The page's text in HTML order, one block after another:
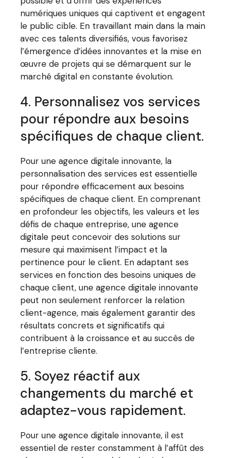
numériques uniques qui captivent et engagent
le public cible. En travaillant main dans la main
avec ces talents diversifiés, vous favorisez
l’émergence d’idées innovantes et la mise en
œuvre de projets qui se démarquent sur le
marché digital en constante évolution.
4. Personnalisez vos services
pour répondre aux besoins
spécifiques de chaque client.
Pour une agence digitale innovante, la
personnalisation des services est essentielle
pour répondre efficacement aux besoins
spécifiques de chaque client. En comprenant
en profondeur les objectifs, les valeurs et les
défis de chaque entreprise, une agence
digitale peut concevoir des solutions sur
mesure qui maximisent l’impact et la
pertinence pour le client. En adaptant ses
services en fonction des besoins uniques de
chaque client, une agence digitale innovante
peut non seulement renforcer la relation
client-agence, mais également garantir des
résultats concrets et significatifs qui
contribuent à la croissance et au succès de
l’entreprise cliente.
5. Soyez réactif aux
changements du marché et
adaptez-vous rapidement.
Pour une agence digitale innovante, il est
essentiel de rester constamment à l’affût des